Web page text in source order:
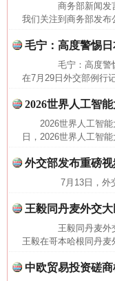
商务部新闻发
我们关注到商务部发
毛宁：高度警惕
毛宁：高度警
在7月29日外交部例行
2026世界人工智
2026世界人工智
日，2026世界人工智
外交部发布重磅视
7月13日，外交
王毅同丹麦外交
王毅同丹麦外
王毅在哥本哈根同丹
中欧贸易投资磋
网上购药